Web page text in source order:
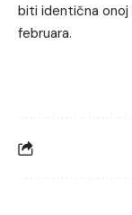
biti identična onoj
februara.